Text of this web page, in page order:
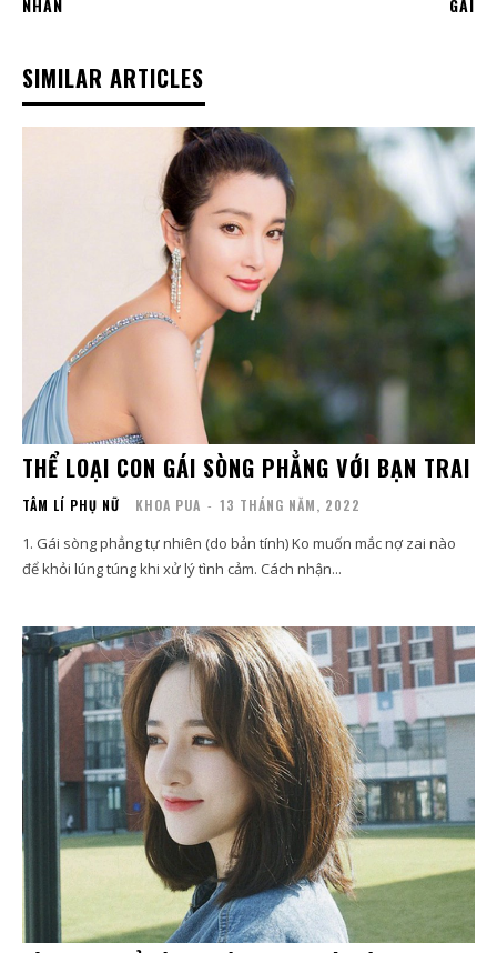
NHẮN
GÁI
SIMILAR ARTICLES
THỂ LOẠI CON GÁI SÒNG PHẲNG VỚI BẠN TRAI
TÂM LÍ PHỤ NỮ KHOA PUA - 13 THÁNG NĂM, 2022
1. Gái sòng phẳng tự nhiên (do bản tính) Ko muốn mắc nợ zai nào
để khỏi lúng túng khi xử lý tình cảm. Cách nhận...